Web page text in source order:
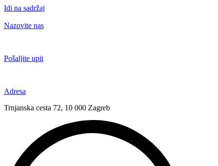
Idi na sadržaj
Nazovite nas
Pošaljite upit
Adresa
Trnjanska cesta 72, 10 000 Zagreb